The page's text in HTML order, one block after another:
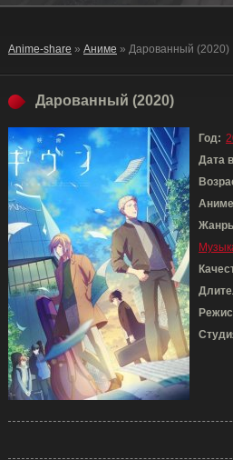
Anime-share » Аниме » Дарованный (2020)
Дарованный (2020)
Год:
Дата